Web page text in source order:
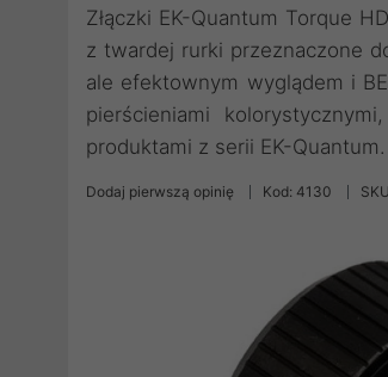
Złączki EK-Quantum Torque
z twardej rurki przeznaczone
ale efektownym wyglądem i
pierścieniami
produktami z serii EK-Quantum.
Dodaj pierwszą opinię Kod: 4130